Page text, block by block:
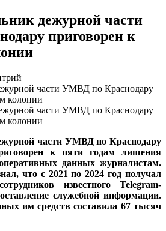
дежурной части
приговорен к
части УМВД по Краснодару
к пяти годам лишения
данных журналистам.
что с 2021 по 2024 год получал
известного Telegram-
служебной информации.
им средств составила 67 тысяч